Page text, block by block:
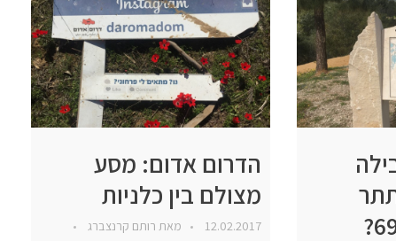
הדרום אדום: מסע
מצולם בין כלניות
12.02.2017 מאת רותם קרנצברג